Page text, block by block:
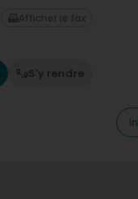
S'y rendre
Afficher le fax